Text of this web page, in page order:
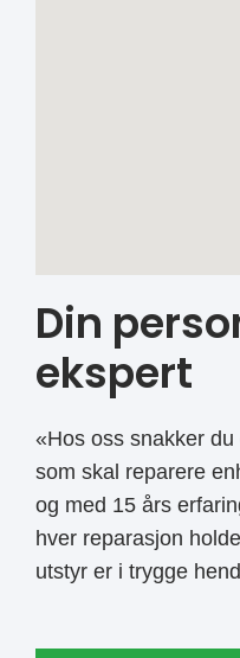
Din
ekspert
«Hos oss snakker
som skal reparere
og med 15 års
hver reparasjon
utstyr er i trygge